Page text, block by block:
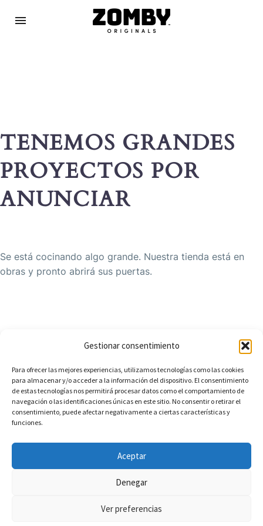
Gestionar consentimiento
Para ofrecer las mejores experiencias, utilizamos tecnologías como las cookies
para almacenar y/o acceder a la información del dispositivo. El consentimiento
de estas tecnologías nos permitirá procesar datos como el comportamiento de
navegación o las identificaciones únicas en este sitio. No consentir o retirar el
consentimiento, puede afectar negativamente a ciertas características y
funciones.
Aceptar
Denegar
Ver preferencias
TENEMOS GRANDES
PROYECTOS POR
ANUNCIAR
Se está cocinando algo grande. Nuestra tienda está en
obras y pronto abrirá sus puertas.
Aviso Legal
Política de Privacidad
Política de Cookies
Accesibilidad